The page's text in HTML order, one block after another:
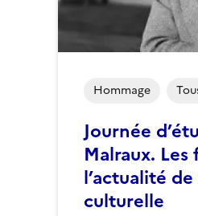
Journée
Malraux.
l’actualité
culturelle
Hommage